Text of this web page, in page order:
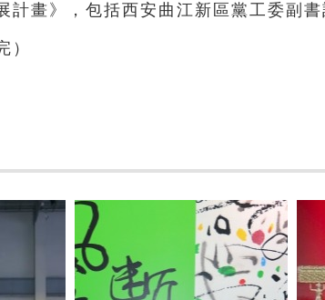
計畫》，包括西安曲江新區黨工委副